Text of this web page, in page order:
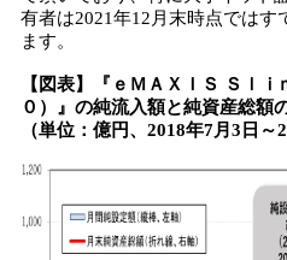
有者は2021年12月末時点では
ます。
【図表】『ｅＭＡＸＩＳ Ｓｌ
０）』の純流入額と純資産総額
（単位：億円、2018年7月3日～